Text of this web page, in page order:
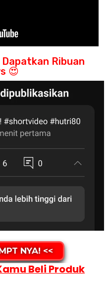
Ribuan
😍
NYA! <<
Beli Produk